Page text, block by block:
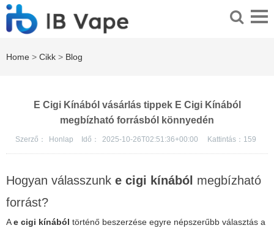
Home > Cikk > Blog
E Cigi Kínából vásárlás tippek E Cigi Kínából
megbízható forrásból könnyedén
Szerző： Honlap Idő： 2025-10-26T02:51:36+00:00 Kattintás： 159
Hogyan válasszunk e cigi kínából megbízható
forrást?
Ae cigi kínából történő beszerzése egyre népszerűbb választás a